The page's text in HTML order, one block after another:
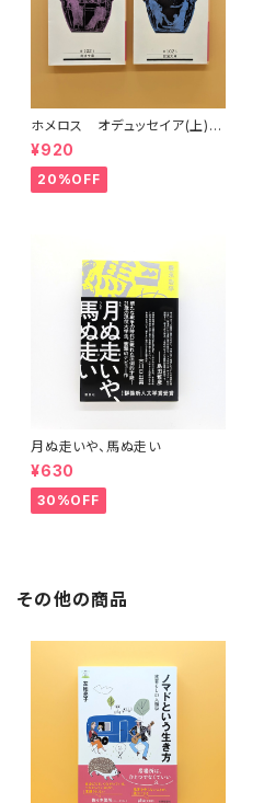
ホメロス オデュッセイア(上)
(下) （岩波文庫）
¥920
20%OFF
月ぬ走いや、馬ぬ走い
¥630
30%OFF
その他の商品